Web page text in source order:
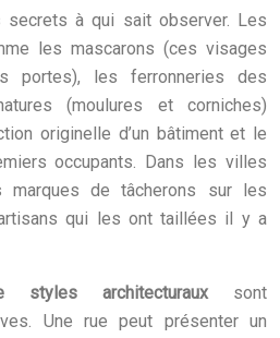
secrets à qui sait observer. Les
les mascarons (ces visages
portes), les ferronneries des
(moulures et corniches)
originelle d’un bâtiment et le
occupants. Dans les villes
marques de tâcherons sur les
qui les ont taillées il y a
styles architecturauxsont
Une rue peut présenter un